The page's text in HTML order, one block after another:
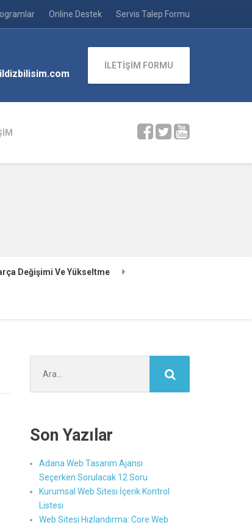
Online Destek Servis Talep Formu
İLETİŞİM FORMU
Değişimi Ve Yükseltme
ara:
Son Yazılar
Adana Web Tasarım Ajansı
Seçerken Sorulacak 12 Soru
Kurumsal Web Sitesi İçerik Kontrol
Listesi
Web Sitesi Hızlandırma: Core Web